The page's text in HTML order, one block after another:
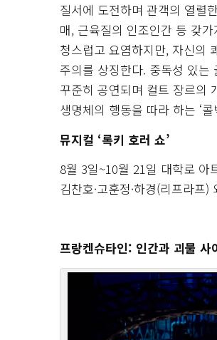
질서에 도전하며 관객의 열렬
매, 근육질의 인조인간 등 갖
청스럽고 요염하지만, 자신의
주의를 상징한다. 중독성 있는
꾸준히 공연되며 컬트 장르의
생명체의 행동을 따라 하는 ‘
뮤지컬 ‘록키 호러 쇼’
8월 3일~10월 21일 대학로 아
김찬호·고훈정·하경(리프라프)
프랑켄슈타인: 인간과 괴물 사